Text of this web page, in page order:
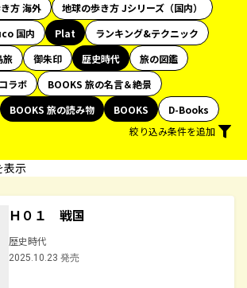
方 海外
地球の歩き方 Jシリーズ（国内）
国内 Plat
ランキング&テクニック
旅 御朱印 歴史時代
旅の図鑑
ラボ
BOOKS 旅の名言＆絶景
BOOKS 旅の読み物 BOOKS
D-Books
絞り込み条件を追加
表示
Ｈ０１ 戦国
歴史時代
2025.10.23 発売